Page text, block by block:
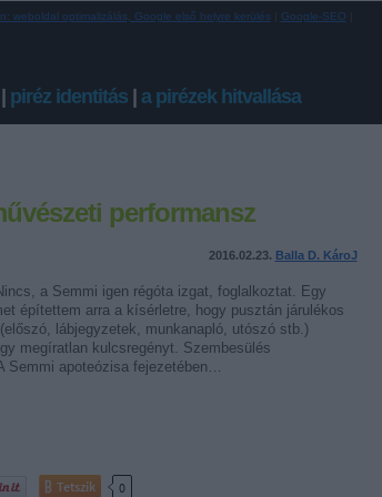
weboldal optimalizálás, Google első helyre kerülés| Google-SEO
piréz identitás| a pirézek hitvallása
performansz
2016.02.23. Balla D. KároJ
a Semmi igen régóta izgat, foglalkoztat. Egy
építettem arra a kísérletre, hogy pusztán járulékos
lábjegyzetek, munkanapló, utószó stb.)
megíratlan kulcsregényt. Szembesülés
Semmi apoteózisa fejezetében…
Tetszik 0